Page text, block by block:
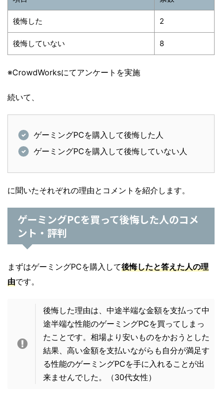
後悔した 2
後悔していない 8
※CrowdWorksにてアンケートを実施
続いて、
ゲーミングPCを購入して後悔した人
ゲーミングPCを購入して後悔していない人
に聞いたそれぞれの理由とコメントを紹介します。
ゲーミングPCを買って後悔した人のコメ
ント・評判
まずはゲーミングPCを購入して後悔したと答えた人の理
由です。
後悔した理由は、中途半端な金額を支払って中
途半端な性能のゲーミングPCを買ってしまっ
たことです。相場より安いものをかおうとした
結果、高い金額を支払いながらも自分が満足す
る性能のゲーミングPCを手に入れることが出
来ませんでした。（30代女性）